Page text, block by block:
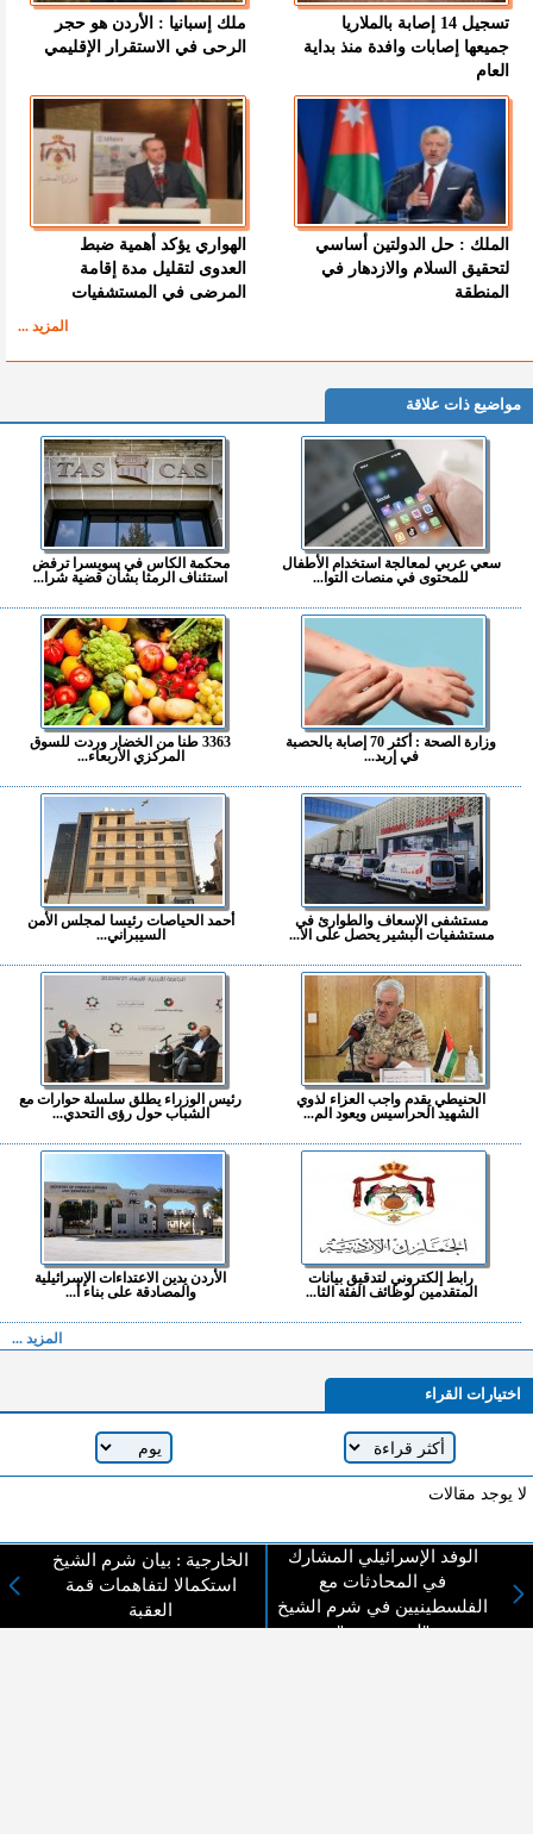
تسجيل 14 إصابة بالملاريا
جميعها إصابات وافدة منذ بداية
العام
ملك إسبانيا : الأردن هو حجر
الرحى في الاستقرار الإقليمي
الملك : حل الدولتين أساسي
لتحقيق السلام والازدهار في
المنطقة
الهواري يؤكد أهمية ضبط
العدوى لتقليل مدة إقامة
المرضى في المستشفيات
المزيد ...
مواضيع ذات علاقة
سعي عربي لمعالجة استخدام الأطفال
للمحتوى في منصات التوا...
محكمة الكاس في سويسرا ترفض
استئناف الرمثا بشأن قضية شرا...
وزارة الصحة : أكثر 70 إصابة بالحصبة
في إربد...
3363 طنا من الخضار وردت للسوق
المركزي الأربعاء...
مستشفى الإسعاف والطوارئ في
مستشفيات البشير يحصل على الا...
أحمد الحياصات رئيسا لمجلس الأمن
السيبراني...
الحنيطي يقدم واجب العزاء لذوي
الشهيد الحراسيس ويعود الم...
رئيس الوزراء يطلق سلسلة حوارات مع
الشباب حول رؤى التحدي...
رابط إلكتروني لتدقيق بيانات
المتقدمين لوظائف الفئة الثا...
الأردن يدين الاعتداءات الإسرائيلية
والمصادقة على بناء أ...
المزيد ...
اختيارات القراء
لا يوجد مقالات
الوفد الإسرائيلي المشارك
في المحادثات مع
الفلسطينيين في شرم الشيخ
"لم ينسحب"
الخارجية : بيان شرم الشيخ
استكمالا لتفاهمات قمة
العقبة
لا مانع من الإقتباس وإعادة النشر شريط ذكر المصدر ( المدينة نيوز ) - الآراء والتعليقات
المنشورة تعبر عن رأي أصحابها فقط